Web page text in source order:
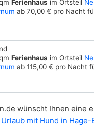
Ferienhaus im Ortsteil
ab 70,00 € pro Nacht
Ferienhaus im Ortsteil
ab 115,00 € pro Nacht
wünscht Ihnen eine
Urlaub mit Hund in